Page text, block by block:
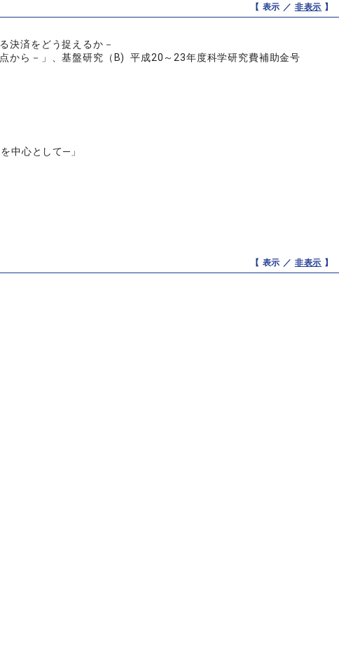
【 表示 ／ 非表示 】
決済をどう捉えるか－
から－」、基盤研究（B) 平成20～23年度科学研究費補助金号
中心として─」
【 表示 ／ 非表示 】